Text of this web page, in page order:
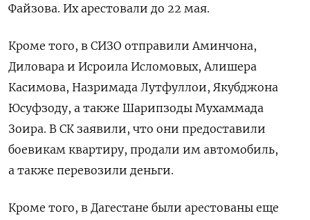
Файзова. Их арестовали до 22 мая.
Кроме того, в СИЗО отправили Аминчона,
Диловара и Исроила Исломовых, Алишера
Касимова, Назримада Лутфуллои, Якубджона
Юсуфзоду, а также Шарипзоды Мухаммада
Зоира. В СК заявили, что они предоставили
боевикам квартиру, продали им автомобиль,
а также перевозили деньги.
Кроме того, в Дагестане были арестованы еще